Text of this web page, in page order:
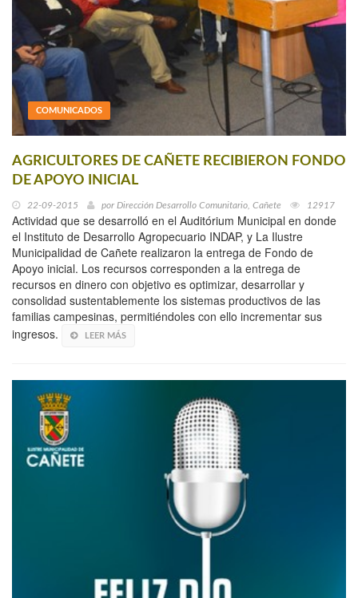
COMUNICADOS
AGRICULTORES DE CAÑETE RECIBIERON FONDO
DE APOYO INICIAL
22-09-2015 por Dirección Desarrollo Comunitario, Cañete 12917
Actividad que se desarrolló en el Auditórium Municipal en donde
el Instituto de Desarrollo Agropecuario INDAP, y La Ilustre
Municipalidad de Cañete realizaron la entrega de Fondo de
Apoyo inicial. Los recursos corresponden a la entrega de
recursos en dinero con objetivo es optimizar, desarrollar y
consolidad sustentablemente los sistemas productivos de las
familias campesinas, permitiéndoles con ello incrementar sus
ingresos.
LEER MÁS